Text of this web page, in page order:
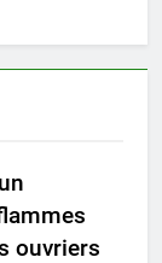
ouvriers